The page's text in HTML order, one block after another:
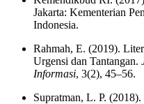
Jakarta: Kementerian
Indonesia.
Rahmah, E. (2019).
Urgensi dan Tantangan.
Informasi, 3(2), 45–56.
Supratman, L. P.